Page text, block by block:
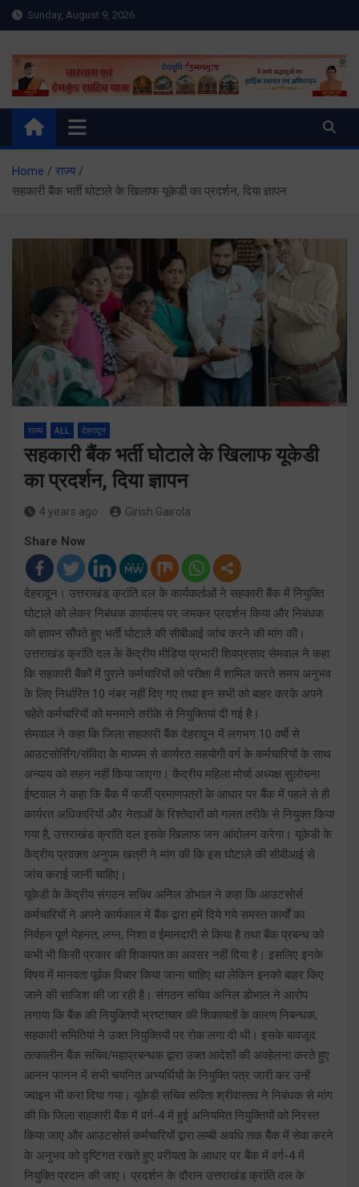
Skip
to
Sunday, August 9, 2026
Meru Raibar | Uttarakhand
News | Uttarkashi News
meruraibar.com
Home
राज्य
सहकारी बैंक भर्ती घोटाले के खिलाफ यूकेडी का प्रदर्शन, दिया ज्ञापन
राज्य ALL देहरादून
सहकारी बैंक भर्ती घोटाले के खिलाफ यूकेडी
का प्रदर्शन, दिया ज्ञापन
4 years ago Girish Gairola
Share Now
देहरादून। उत्तराखंड क्रांति दल के कार्यकर्ताओं ने सहकारी बैंक में नियुक्ति
घोटाले को लेकर निबंधक कार्यालय पर जमकर प्रदर्शन किया और निबंधक
को ज्ञापन सौंपते हुए भर्ती घोटाले की सीबीआई जांच करने की मांग की।
उत्तराखंड क्रांति दल के केंद्रीय मीडिया प्रभारी शिवप्रसाद सेमवाल ने कहा
कि सहकारी बैंकों में पुराने कर्मचारियों को परीक्षा में शामिल करते समय अनुभव
के लिए निर्धारित 10 नंबर नहीं दिए गए तथा इन सभी को बाहर करके अपने
चहेते कर्मचारियों को मनमाने तरीके से नियुक्तियां दी गई है।
सेमवाल ने कहा कि जिला सहकारी बैंक देहरादून में लगभग 10 वर्षाे से
आउटसोर्सिंग/संविदा के माध्यम से कार्यरत सहयोगी वर्ग के कर्मचारियों के साथ
अन्याय को सहन नहीं किया जाएगा। केंद्रीय महिला मोर्चा अध्यक्ष सुलोचना
ईष्टवाल ने कहा कि बैंक में फर्जी प्रमाणपत्रों के आधार पर बैंक में पहले से ही
कार्यरत अधिकारियों और नेताओं के रिश्तेदारों को गलत तरीके से नियुक्त किया
गया है, उत्तराखंड क्रांति दल इसके खिलाफ जन आंदोलन करेगा। यूकेडी के
केंद्रीय प्रवक्ता अनुपम खत्री ने मांग की कि इस घोटाले की सीबीआई से
जांच कराई जानी चाहिए।
यूकेडी के केंद्रीय संगठन सचिव अनिल डोभाल ने कहा कि आउटसोर्स
कर्मचारियों ने अपने कार्यकाल में बैंक द्वारा हमें दिये गये समस्त कार्यों का
निर्वहन पूर्ण मेहनत, लग्न, निशा व ईमानदारी से किया है तथा बैंक प्रबन्ध को
कभी भी किसी प्रकार की शिकायत का अवसर नहीं दिया है। इसलिए इनके
विषय में मानवता पूर्वक विचार किया जाना चाहिए था लेकिन इनको बाहर किए
जाने की साजिश की जा रही है। संगठन सचिव अनिल डोभाल ने आरोप
लगाया कि बैंक की नियुक्तियों भ्रष्टाचार की शिकायतों के कारण निबन्धक,
सहकारी समितियां ने उक्त नियुक्तियों पर रोक लगा दी थी। इसके बावजूद
तत्कालीन बैंक सचिव/महाप्रबन्धक द्वारा उक्त आदेशों की अवहेलना करते हुए
आनन फानन में सभी चयनित अभ्यर्थियों के नियुक्ति पत्र जारी कर उन्हें
ज्वाइन भी करा दिया गया। यूकेडी सचिव सविता श्रीवास्तव ने निबंधक से मांग
की कि जिला सहकारी बैंक में वर्ग-4 में हुई अनियमित नियुक्तियों को निरस्त
किया जाए और आउटसोर्स कर्मचारियों द्वारा लम्बी अवधि तक बैंक में सेवा करने
के अनुभव को दृष्टिगत रखते हुए वरीयता के आधार पर बैंक में वर्ग-4 में
नियुक्ति प्रदान की जाए। प्रदर्शन के दौरान उत्तराखंड क्रांति दल के